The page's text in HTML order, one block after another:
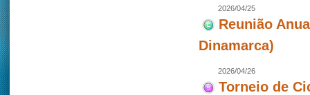
2026/04/25
Reunião
Dinamarca)
2026/04/26
Torneio de